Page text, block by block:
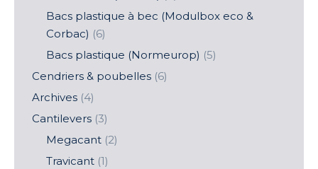
Bacs plastique à bec (Modulbox eco &
Corbac) (6)
Bacs plastique (Normeurop) (5)
Cendriers & poubelles (6)
Archives (4)
Cantilevers (3)
Megacant (2)
Travicant (1)